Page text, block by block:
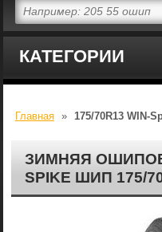
КАТЕГОРИИ
Главная » 175/70R13 WIN-
ЗИМНЯЯ
SPIKE ШИП 175/